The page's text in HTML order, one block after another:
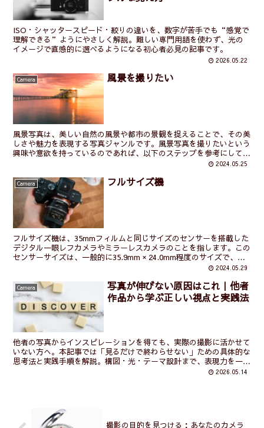
ISO・シャッタースピード・絞りの違いを、数字が苦手でも“感覚で
理解できる”ようにやさしく解説。難しい専門用語を使わず、光の
イメージで直感的に選べるようになる初心者必見の記事です。
2026.05.22
Camera 風景を撮りたい
風景写真は、美しい自然の風景や都市の景観を捉えることで、その美
しさや魅力を表現する写真ジャンルです。風景写真を撮りたいという
興味や意欲を持っているのであれば、以下のステップを参考にして、
風景写真を楽しむことができます 場所の選択 風景写真を...2024.05.25
Camera フルサイズ機
フルサイズ機は、35mmフィルムと同じサイズのセンサーを搭載した
デジタル一眼レフカメラやミラーレスカメラのことを指します。この
センサーサイズは、一般的に35.9mm × 24.0mm程度のサイズで、広
2024.05.29
Camera
写真が伸びない原因はこれ｜他者
作品から学ぶ正しい視点と実践法
他者の写真からインスピレーションを得ても、実際の撮影に活かせて
いない方へ。本記事では「見るだけで終わらせない」ための具体的な
思考法と実践手順を解説。構図・光・テーマ設計まで、表現力を一段
2026.05.14
撮影の目的を見つける：あなたのカメラ